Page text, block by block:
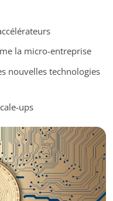
la micro-entreprise
nouvelles technologies
ups